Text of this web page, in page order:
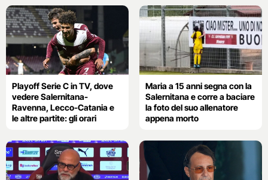
Playoff Serie C in TV, dove
vedere Salernitana-
Ravenna, Lecco-Catania e
le altre partite: gli orari
Maria a 15 anni segna con la
Salernitana e corre a baciare
la foto del suo allenatore
appena morto